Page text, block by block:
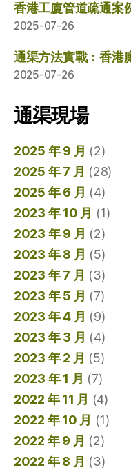
香港工廈管道疏通案
2025-07-26
通渠方法實戰：香港
2025-07-26
通渠現場
2025 年 9 月 (2)
2025 年 7 月 (28)
2025 年 6 月 (4)
2023 年 10 月 (1)
2023 年 9 月 (2)
2023 年 8 月 (5)
2023 年 7 月 (3)
2023 年 5 月 (7)
2023 年 4 月 (9)
2023 年 3 月 (4)
2023 年 2 月 (5)
2023 年 1 月 (7)
2022 年 11 月 (4)
2022 年 10 月 (1)
2022 年 9 月 (2)
2022 年 8 月 (3)